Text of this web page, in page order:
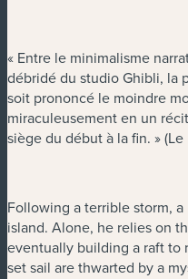
« Entre le minimalisme
débridé du studio Ghibli, la
soit prononcé le moindre
miraculeusement en un
siège du début à la fin. » (Le
Following a terrible storm,
island. Alone, he relies on
eventually building a raft to
set sail are thwarted by a